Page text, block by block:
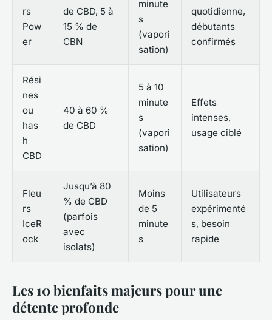
rs
Pow
er
de CBD, 5 à
15 % de
CBN
minute
s
(vapori
sation)
quotidienne,
débutants
confirmés
Rési
nes
ou
has
h
CBD
40 à 60 %
de CBD
5 à 10
minute
s
(vapori
sation)
Effets
intenses,
usage ciblé
Fleu
rs
IceR
ock
Jusqu’à 80
% de CBD
(parfois
avec
isolats)
Moins
de 5
minute
s
Utilisateurs
expérimenté
s, besoin
rapide
Les 10 bienfaits majeurs pour une
détente profonde